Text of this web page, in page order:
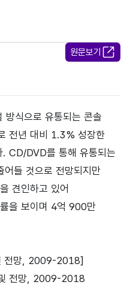
원문보기
식으로 유통되는 콘솔
전년 대비 1.3% 성장한
CD/DVD를 통해 유통되는
들 것으로 전망되지만
견인하고 있어
을 보이며 4억 900만
전망, 2009-2018]